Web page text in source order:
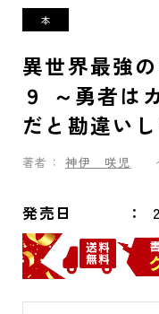
異世界最強
９ ～勇者は
だと勘違い
著者： 神伊 咲児
発売日